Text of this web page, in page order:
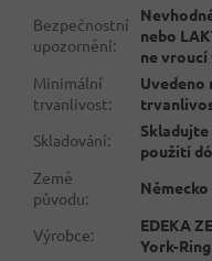
Bezpečnostní
upozornění:
nebo
ne vroucí
Minimální
trvanlivost:
Uvedeno
Skladování:
Skladujte
použití
Země
původu:
Německo
Výrobce:
EDEKA
York-